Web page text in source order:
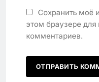
Сохранить моё
этом браузере
комментариев.